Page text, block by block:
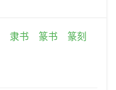
隶书 篆书
篆刻